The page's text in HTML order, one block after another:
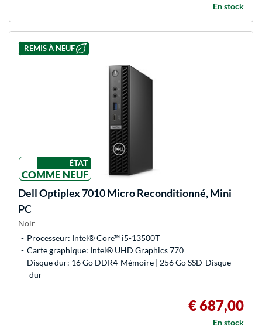
En stock
REMIS À NEUF
ÉTAT
COMME NEUF
DellOptiplex 7010 Micro Reconditionné, Mini
PC
Noir
Processeur: Intel® Core™ i5-13500T
Carte graphique: Intel® UHD Graphics 770
Disque dur: 16 Go DDR4-Mémoire | 256 Go SSD-Disque
dur
€ 687,00
En stock